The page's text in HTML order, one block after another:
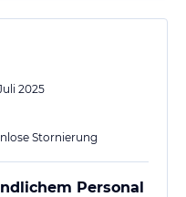
mit der
10 Personen;
2025
Stornierung
Personal